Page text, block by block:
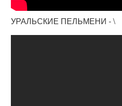
УРАЛЬСКИЕ ПЕЛЬМЕНИ - \